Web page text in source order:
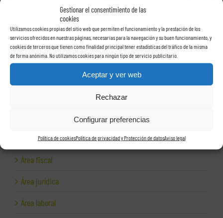
Gestionar el consentimiento de las
cookies
Utilizamos cookies propias del sitio web que permiten el funcionamiento y la prestación de los
servicios ofrecidos en nuestras páginas, necesarias para la navegación y su buen funcionamiento, y
cookies de terceros que tienen como finalidad principal tener estadísticas del tráfico de la misma
de forma anónima. No utilizamos cookies para ningún tipo de servicio publicitario.
Aceptar y ver web
Rechazar
Configurar preferencias
Política de cookiesPolítica de privacidad y Protección de datosAviso legal
Personalización de los
estatutos sociales
de una sociedad limitada.
incapacidad temporal
para las empresas.
Área contable
Área fiscal
Área jurídica
Área laboral